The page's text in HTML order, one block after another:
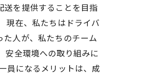
送を提供することを目指
現在、私たちはドライバ
人が、私たちのチーム
安全環境への取り組みに
員になるメリットは、成